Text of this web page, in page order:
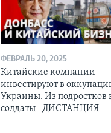
ФЕВРАЛЬ 20, 2025
Китайские компании
инвестируют в
Украины. Из подростков
солдаты | ДИСТАНЦИЯ